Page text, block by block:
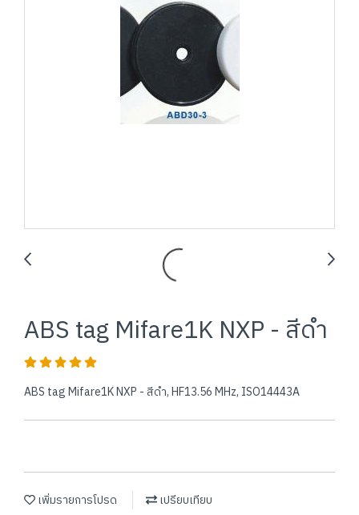
ABS tag Mifare1K NXP - สีดำ
ABS tag Mifare1K NXP - สีดำ, HF13.56 MHz, ISO14443A
เพิ่มรายการโปรด
เปรียบเทียบ